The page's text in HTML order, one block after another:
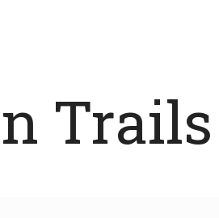
Trails